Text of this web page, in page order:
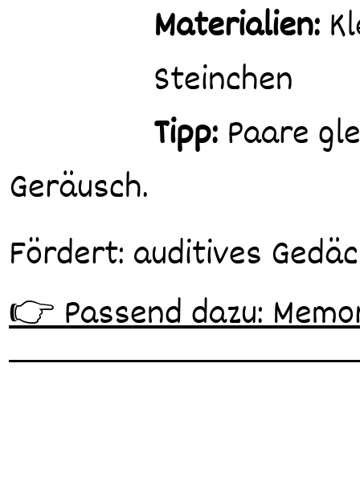
Materialien:
Steinchen
Tipp: Paare
Geräusch.
Fördert: auditives
👉 Passend dazu: